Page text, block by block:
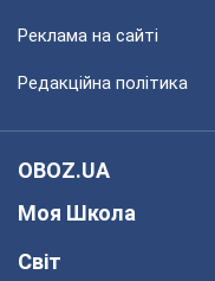
Реклама на сайті
Редакційна політика
OBOZ.UA
Моя Школа
Світ